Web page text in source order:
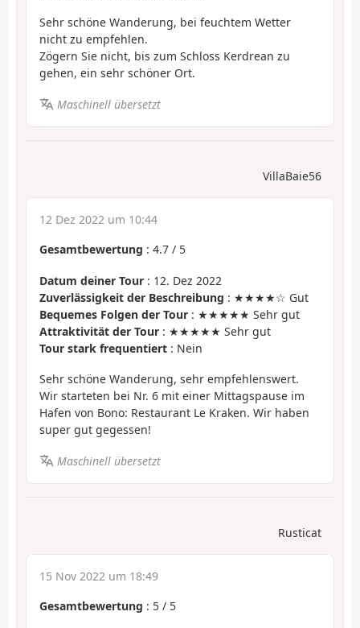
Sehr schöne Wanderung, bei feuchtem Wetter
nicht zu empfehlen.
Zögern Sie nicht, bis zum Schloss Kerdrean zu
gehen, ein sehr schöner Ort.
Maschinell übersetzt
VillaBaie56
12 Dez 2022 um 10:44
Gesamtbewertung : 4.7 / 5
Datum deiner Tour : 12. Dez 2022
Zuverlässigkeit der Beschreibung : ★★★★☆ Gut
Bequemes Folgen der Tour : ★★★★★ Sehr gut
Attraktivität der Tour : ★★★★★ Sehr gut
Tour stark frequentiert : Nein
Sehr schöne Wanderung, sehr empfehlenswert.
Wir starteten bei Nr. 6 mit einer Mittagspause im
Hafen von Bono: Restaurant Le Kraken. Wir haben
super gut gegessen!
Maschinell übersetzt
Rusticat
15 Nov 2022 um 18:49
Gesamtbewertung : 5 / 5